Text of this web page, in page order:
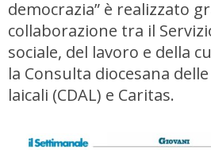
democrazia” è realizzato
collaborazione tra il
sociale, del lavoro e della
la Consulta diocesana
laicali (CDAL) e Caritas.